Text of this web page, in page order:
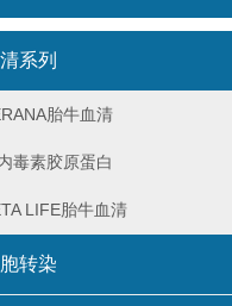
系列
胎牛血清
毒素胶原蛋白
LIFE胎牛血清
转染